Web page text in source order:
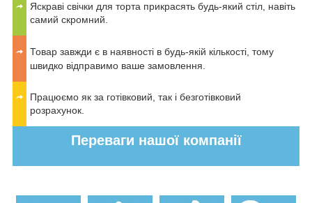
Яскраві свічки для торта прикрасять будь-який стіл, навіть
самий скромний.
Товар завжди є в наявності в будь-якій кількості, тому
швидко відправимо ваше замовлення.
Працюємо як за готівковий, так і безготівковий
розрахунок.
Переваги нашої компанії